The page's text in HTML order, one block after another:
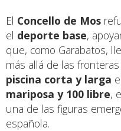
El Concello de Mos
el deporte base,
que, como Garabatos,
más allá de las
piscina corta y larga
mariposa y 100 libre,
una de las figuras
española.